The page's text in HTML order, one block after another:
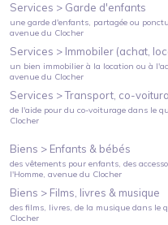
Services > Garde d'enfants
une garde d'enfants, partagée ou
avenue du Clocher
Services > Immobiler (achat,
un bien immobilier à la location ou à
avenue du Clocher
Services >Transport, co-
de l'aide pour du co-voiturage dans le
Clocher
Biens > Enfants & bébés
des vêtements pour enfants, des
l'Homme, avenue du Clocher
Biens > Films, livres & musique
des films, livres, de la musique dans le
Clocher